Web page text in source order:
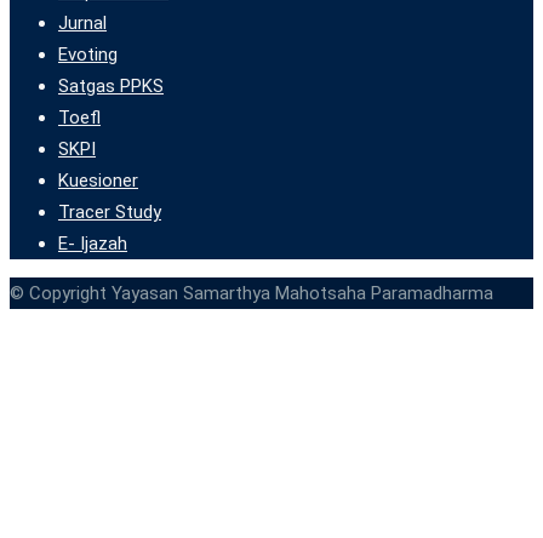
Jurnal
Evoting
Satgas PPKS
Toefl
SKPI
Kuesioner
Tracer Study
E- Ijazah
© Copyright Yayasan Samarthya Mahotsaha Paramadharma